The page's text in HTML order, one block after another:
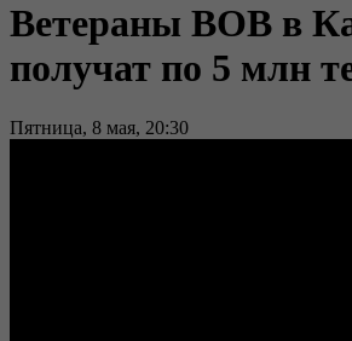
Ветераны ВОВ в
получат по 5 млн
Пятница, 8 мая, 20:30